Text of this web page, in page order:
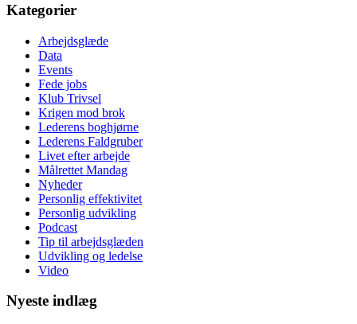
Kategorier
Arbejdsglæde
Data
Events
Fede jobs
Klub Trivsel
Krigen mod brok
Lederens boghjørne
Lederens Faldgruber
Livet efter arbejde
Målrettet Mandag
Nyheder
Personlig effektivitet
Personlig udvikling
Podcast
Tip til arbejdsglæden
Udvikling og ledelse
Video
Nyeste indlæg